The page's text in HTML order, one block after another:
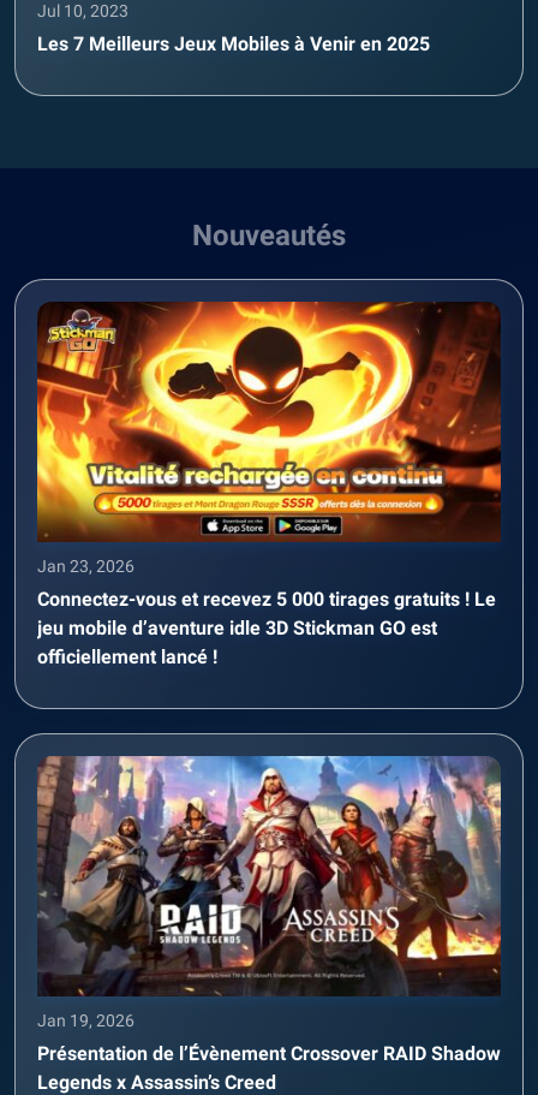
Jul 10, 2023
Les 7 Meilleurs Jeux Mobiles à Venir en 2025
Nouveautés
Jan 23, 2026
Connectez-vous et recevez 5 000 tirages gratuits ! Le
jeu mobile d’aventure idle 3D Stickman GO est
officiellement lancé !
Jan 19, 2026
Présentation de l’Évènement Crossover RAID Shadow
Legends x Assassin’s Creed